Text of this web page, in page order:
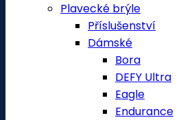
Plavecké brýle
Příslušenství
Dámské
Bora
DEFY Ultra
Eagle
Endurance